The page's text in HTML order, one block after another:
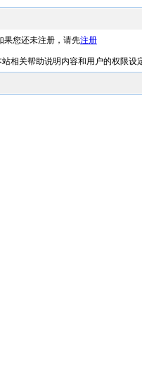
果您还未注册，请先注册
相关帮助说明内容和用户的权限设